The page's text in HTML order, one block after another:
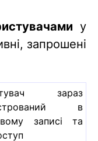
у
запрошені
зараз
в
записі та